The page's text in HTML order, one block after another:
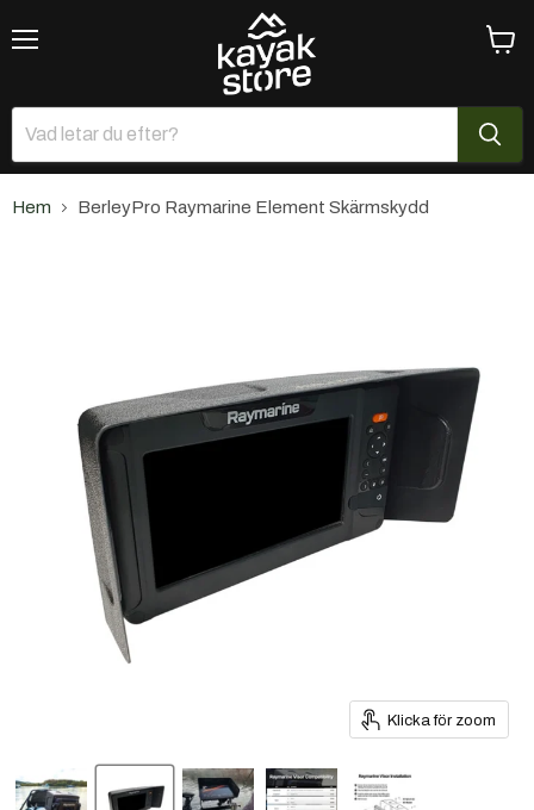
Hem BerleyPro Raymarine Element Skärmskydd
Klicka för zoom